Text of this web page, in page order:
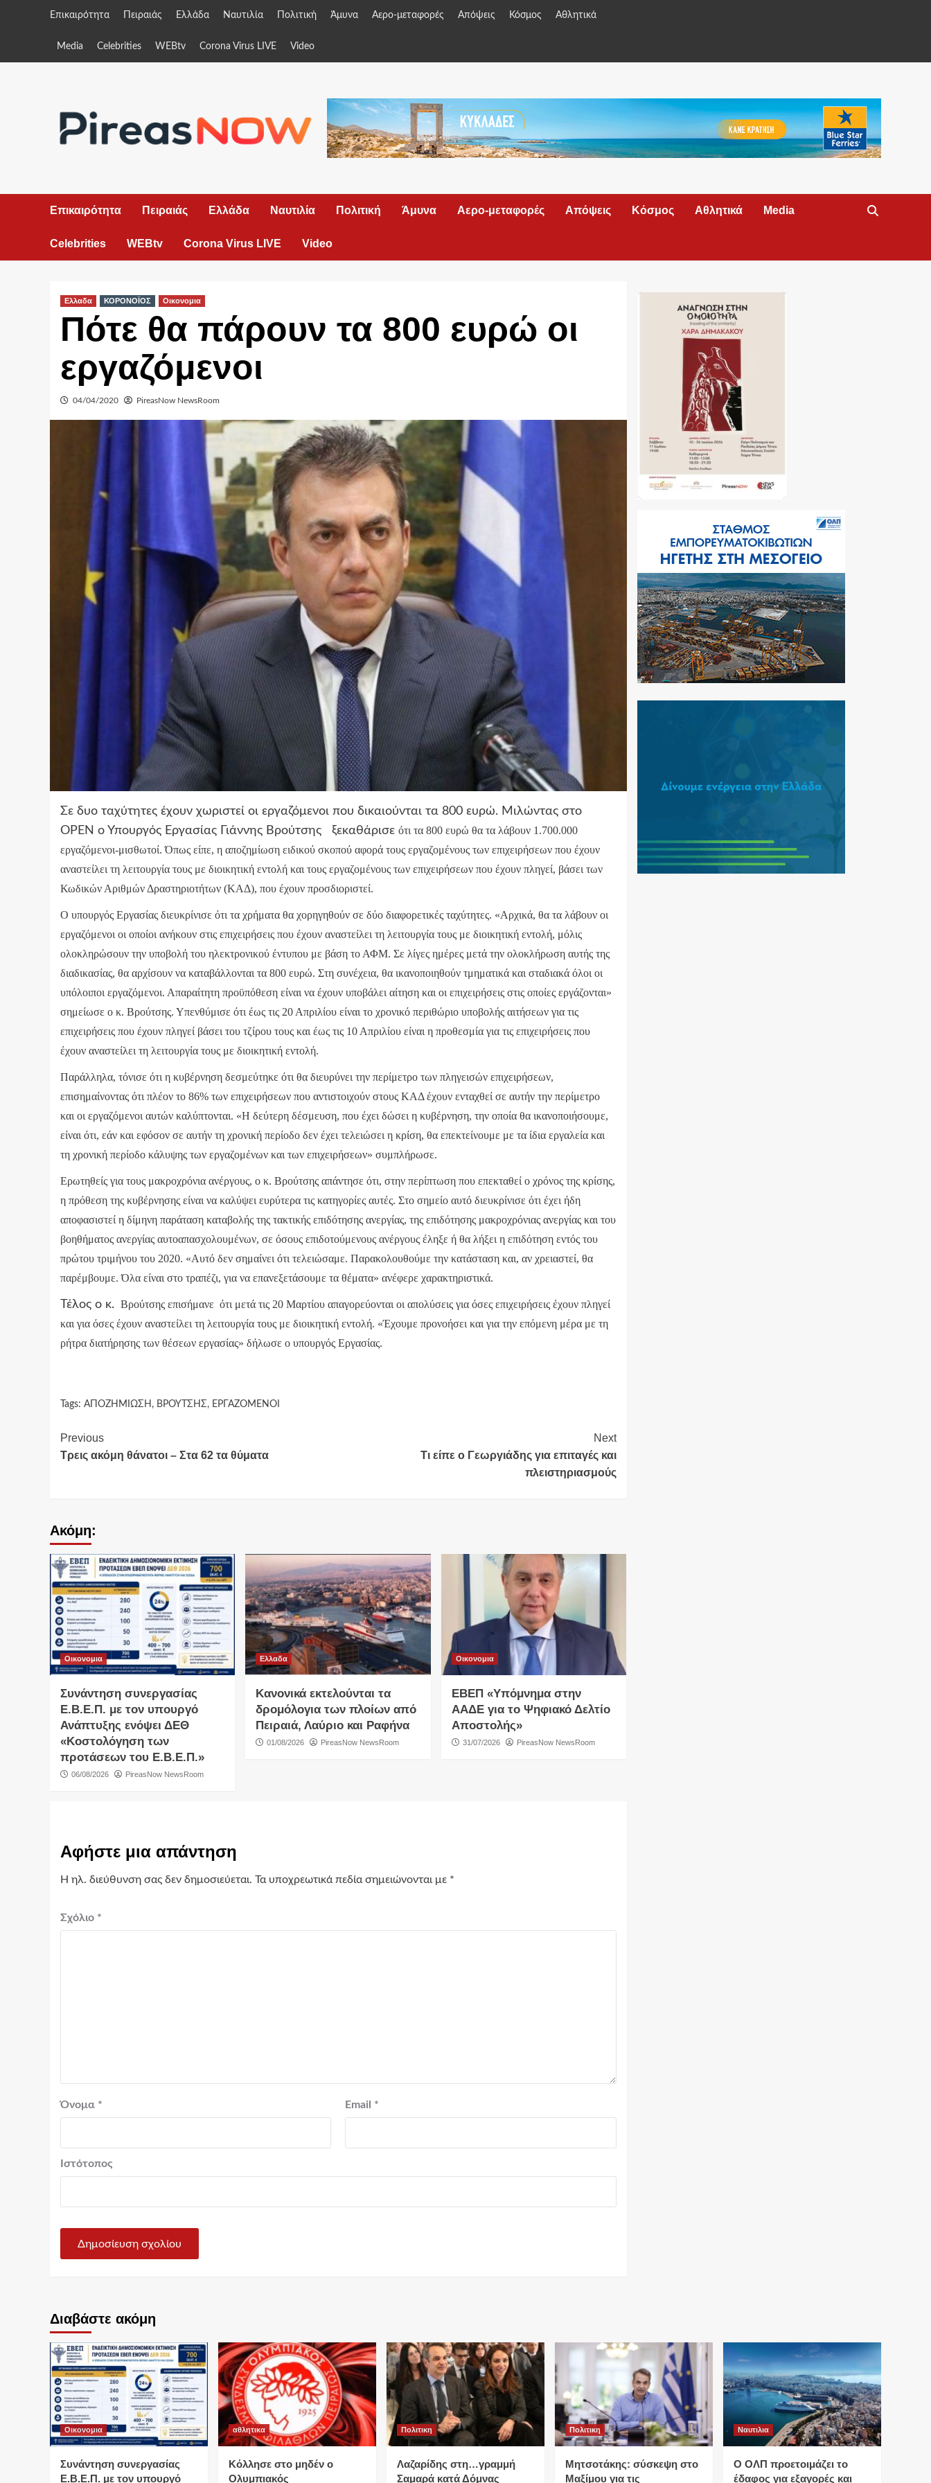
Επικαιρότητα Πειραιάς Ελλάδα Ναυτιλία Πολιτική Άμυνα Αερο-μεταφορές Απόψεις Κόσμος Αθλητικά
Media Celebrities WEBtv Corona Virus LIVE Video
Επικαιρότητα Πειραιάς Ελλάδα Ναυτιλία Πολιτική Άμυνα Αερο-μεταφορές Απόψεις Κόσμος Αθλητικά Media
Celebrities WEBtv Corona Virus LIVE Video
Ελλαδα ΚΟΡΟΝΟΪΟΣ Οικονομια
Πότε θα πάρουν τα 800 ευρώ οι
εργαζόμενοι
04/04/2020 PireasNow NewsRoom
Σε δυο ταχύτητες έχουν χωριστεί οι εργαζόμενοι που δικαιούνται τα 800 ευρώ. Μιλώντας στο
OPEN ο Υπουργός Εργασίας Γιάννης Βρούτσης ξεκαθάρισε ότι τα 800 ευρώ θα τα λάβουν 1.700.000
εργαζόμενοι-μισθωτοί. Όπως είπε, η αποζημίωση ειδικού σκοπού αφορά τους εργαζομένους των επιχειρήσεων που έχουν
αναστείλει τη λειτουργία τους με διοικητική εντολή και τους εργαζομένους των επιχειρήσεων που έχουν πληγεί, βάσει των
Κωδικών Αριθμών Δραστηριοτήτων (ΚΑΔ), που έχουν προσδιοριστεί.
Ο υπουργός Εργασίας διευκρίνισε ότι τα χρήματα θα χορηγηθούν σε δύο διαφορετικές ταχύτητες. «Αρχικά, θα τα λάβουν οι
εργαζόμενοι οι οποίοι ανήκουν στις επιχειρήσεις που έχουν αναστείλει τη λειτουργία τους με διοικητική εντολή, μόλις
ολοκληρώσουν την υποβολή του ηλεκτρονικού έντυπου με βάση το ΑΦΜ. Σε λίγες ημέρες μετά την ολοκλήρωση αυτής της
διαδικασίας, θα αρχίσουν να καταβάλλονται τα 800 ευρώ. Στη συνέχεια, θα ικανοποιηθούν τμηματικά και σταδιακά όλοι οι
υπόλοιποι εργαζόμενοι. Απαραίτητη προϋπόθεση είναι να έχουν υποβάλει αίτηση και οι επιχειρήσεις στις οποίες εργάζονται»
σημείωσε ο κ. Βρούτσης. Υπενθύμισε ότι έως τις 20 Απριλίου είναι το χρονικό περιθώριο υποβολής αιτήσεων για τις
επιχειρήσεις που έχουν πληγεί βάσει του τζίρου τους και έως τις 10 Απριλίου είναι η προθεσμία για τις επιχειρήσεις που
έχουν αναστείλει τη λειτουργία τους με διοικητική εντολή.
Παράλληλα, τόνισε ότι η κυβέρνηση δεσμεύτηκε ότι θα διευρύνει την περίμετρο των πληγεισών επιχειρήσεων,
επισημαίνοντας ότι πλέον το 86% των επιχειρήσεων που αντιστοιχούν στους ΚΑΔ έχουν ενταχθεί σε αυτήν την περίμετρο
και οι εργαζόμενοι αυτών καλύπτονται. «Η δεύτερη δέσμευση, που έχει δώσει η κυβέρνηση, την οποία θα ικανοποιήσουμε,
είναι ότι, εάν και εφόσον σε αυτήν τη χρονική περίοδο δεν έχει τελειώσει η κρίση, θα επεκτείνουμε με τα ίδια εργαλεία και
τη χρονική περίοδο κάλυψης των εργαζομένων και των επιχειρήσεων» συμπλήρωσε.
Ερωτηθείς για τους μακροχρόνια ανέργους, ο κ. Βρούτσης απάντησε ότι, στην περίπτωση που επεκταθεί ο χρόνος της κρίσης,
η πρόθεση της κυβέρνησης είναι να καλύψει ευρύτερα τις κατηγορίες αυτές. Στο σημείο αυτό διευκρίνισε ότι έχει ήδη
αποφασιστεί η δίμηνη παράταση καταβολής της τακτικής επιδότησης ανεργίας, της επιδότησης μακροχρόνιας ανεργίας και του
βοηθήματος ανεργίας αυτοαπασχολουμένων, σε όσους επιδοτούμενους ανέργους έληξε ή θα λήξει η επιδότηση εντός του
πρώτου τριμήνου του 2020. «Αυτό δεν σημαίνει ότι τελειώσαμε. Παρακολουθούμε την κατάσταση και, αν χρειαστεί, θα
παρέμβουμε. Όλα είναι στο τραπέζι, για να επανεξετάσουμε τα θέματα» ανέφερε χαρακτηριστικά.
Τέλος ο κ. Βρούτσης επισήμανε ότι μετά τις 20 Μαρτίου απαγορεύονται οι απολύσεις για όσες επιχειρήσεις έχουν πληγεί
και για όσες έχουν αναστείλει τη λειτουργία τους με διοικητική εντολή. «Έχουμε προνοήσει και για την επόμενη μέρα με τη
ρήτρα διατήρησης των θέσεων εργασίας» δήλωσε ο υπουργός Εργασίας.
Tags: ΑΠΟΖΗΜΙΩΣΗ , ΒΡΟΥΤΣΗΣ, ΕΡΓΑΖΟΜΕΝΟΙ
Continue
Reading
Previous
Τρεις ακόμη θάνατοι – Στα 62 τα θύματα
Next
Τι είπε ο Γεωργιάδης για επιταγές και
πλειστηριασμούς
Ακόμη:
Οικονομια
Συνάντηση συνεργασίας
Ε.Β.Ε.Π. με τον υπουργό
Ανάπτυξης ενόψει ΔΕΘ
«Κοστολόγηση των
προτάσεων του Ε.Β.Ε.Π.»
06/08/2026 PireasNow NewsRoom
Ελλαδα
Κανονικά εκτελούνται τα
δρομόλογια των πλοίων από
Πειραιά, Λαύριο και Ραφήνα
01/08/2026 PireasNow NewsRoom
Οικονομια
ΕΒΕΠ «Υπόμνημα στην
ΑΑΔΕ για το Ψηφιακό Δελτίο
Αποστολής»
31/07/2026 PireasNow NewsRoom
Αφήστε μια απάντηση
Η ηλ. διεύθυνση σας δεν δημοσιεύεται. Τα υποχρεωτικά πεδία σημειώνονται με *
Σχόλιο *
Όνομα * Email *
Ιστότοπος
Διαβάστε ακόμη
Οικονομια
Συνάντηση συνεργασίας
Ε.Β.Ε.Π. με τον υπουργό
αθλητικα
Κόλλησε στο μηδέν ο
Ολυμπιακός
Πολιτικη
Λαζαρίδης στη…γραμμή
Σαμαρά κατά Δόμνας
Πολιτικη
Μητσοτάκης: σύσκεψη στο
Μαξίμου για τις
Ναυτιλια
O ΟΛΠ προετοιμάζει το
έδαφος για εξαγορές και